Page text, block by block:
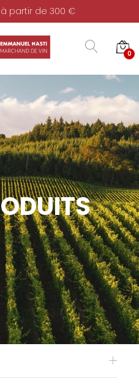
partir de 300 €
0